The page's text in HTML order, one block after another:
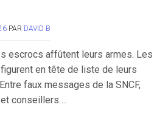
PAR DAVID B
escrocs affûtent leurs armes. Les
en tête de liste de leurs
faux messages de la SNCF,
conseillers….